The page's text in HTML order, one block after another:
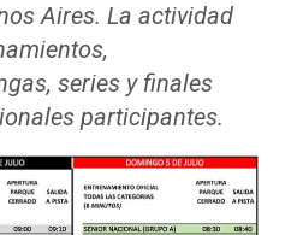
Aires. La actividad
series y finales
participantes.